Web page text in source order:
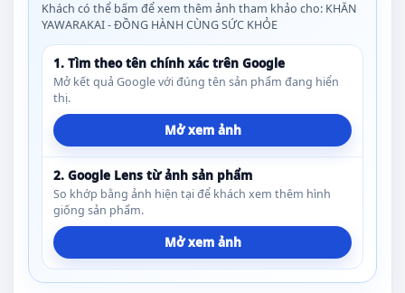
Khách có thể bấm để xem thêm ảnh tham khảo cho: KHĂN
YAWARAKAI - ĐỒNG HÀNH CÙNG SỨC KHỎE
1. Tìm theo tên chính xác trên Google
Mở kết quả Google với đúng tên sản phẩm đang hiển
thị.
Mở xem ảnh
2. Google Lens từ ảnh sản phẩm
So khớp bằng ảnh hiện tại để khách xem thêm hình
giống sản phẩm.
Mở xem ảnh